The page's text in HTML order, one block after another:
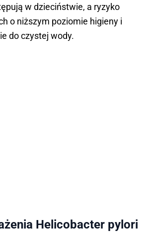
w dzieciństwie, a ryzyko
o niższym poziomie higieny i
do czystej wody.
Helicobacter pylori